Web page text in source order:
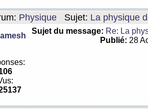
Physique Sujet: La physique
Sujet du message: Re: La
Publié: 28